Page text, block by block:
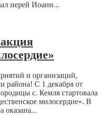
иерей Иоанн...
и организаций,
района! С 1 декабря от
с. Кемля стартовала
милосердие». В
оказана...